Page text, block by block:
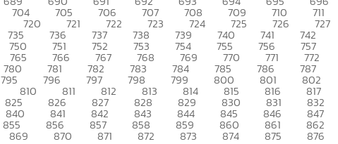
704 705 706 707 708 709 710 711
720 721 722 723 724 725 726 727
735 736 737 738 739 740 741 742
750 751 752 753 754 755 756 757
765 766 767 768 769 770 771 772
780 781 782 783 784 785 786 787
795 796 797 798 799 800 801 802
810 811 812 813 814 815 816 817
825 826 827 828 829 830 831 832
840 841 842 843 844 845 846 847
855 856 857 858 859 860 861 862
869 870 871 872 873 874 875 876